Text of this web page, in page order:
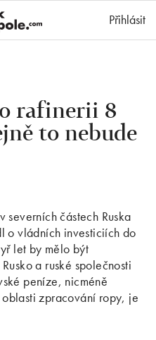
Přihlásit
rafinerii 8
to nebude
částech Ruska
o vládních investiciích do
let by mělo být
a ruské společnosti
peníze, nicméně
zpracování ropy, je